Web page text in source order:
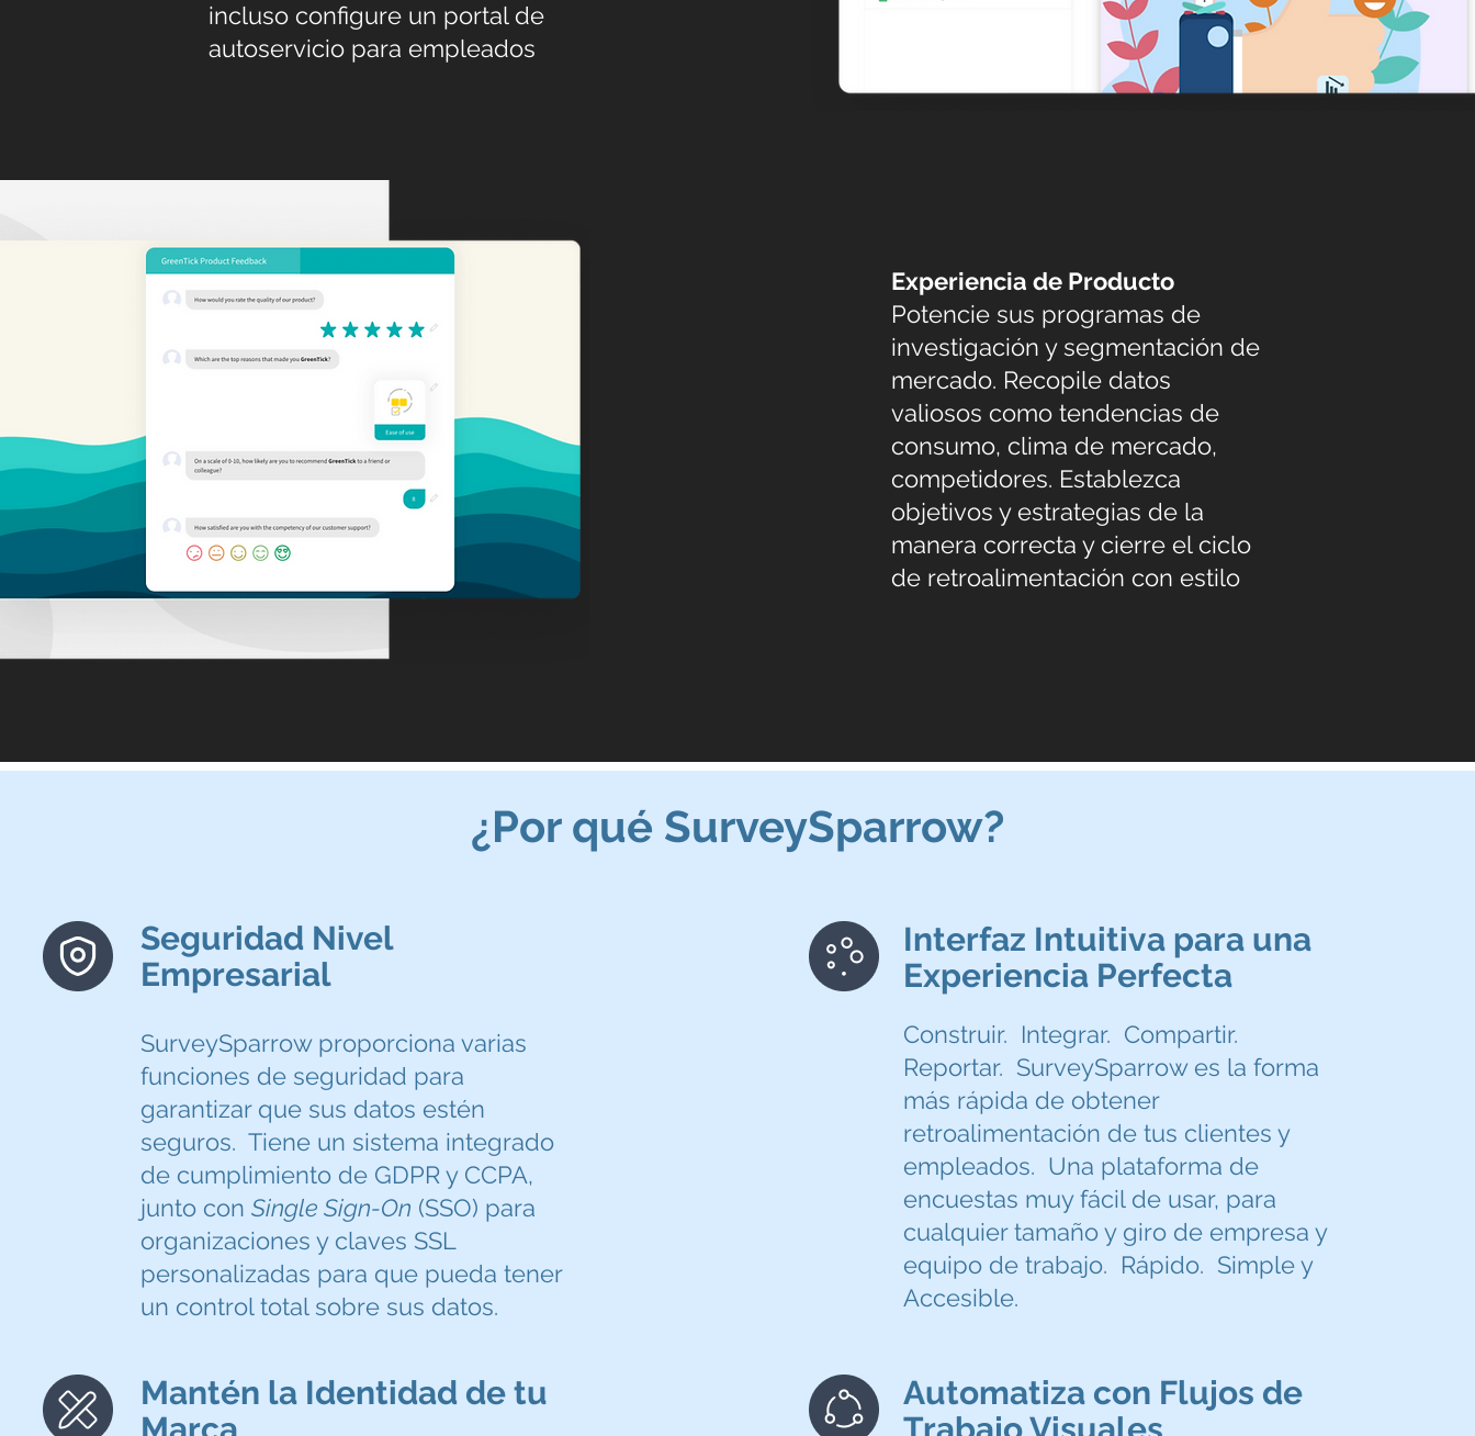
incluso configure un portal de
autoservicio para empleados
Experiencia de Producto
Potencie sus programas de
investigación y segmentación de
mercado. Recopile datos
valiosos como tendencias de
consumo, clima de mercado,
competidores. Establezca
objetivos y estrategias de la
manera correcta y cierre el ciclo
de retroalimentación con estilo
¿Por qué SurveySparrow?
Seguridad Nivel
Empresarial
SurveySparrow proporciona varias
funciones de seguridad para
garantizar que sus datos estén
seguros. Tiene un sistema integrado
de cumplimiento de GDPR y CCPA,
junto con Single Sign-On (SSO) para
organizaciones y claves SSL
personalizadas para que pueda tener
un control total sobre sus datos.
Interfaz Intuitiva para una
Experiencia Perfecta
Construir. Integrar. Compartir.
Reportar. SurveySparrow es la forma
más rápida de obtener
retroalimentación de tus clientes y
empleados. Una plataforma de
encuestas muy fácil de usar, para
cualquier tamaño y giro de empresa y
equipo de trabajo. Rápido. Simple y
Accesible.
Mantén la Identidad de tu
Automatiza con Flujos de